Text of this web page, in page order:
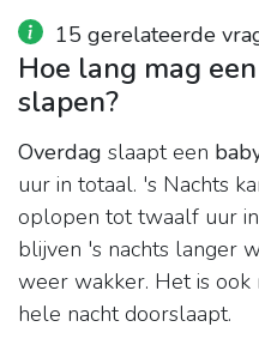
15 gerelateerde
Hoe lang mag
slapen?
Overdag slaapt een
uur in totaal. 's Nachts
oplopen tot twaalf uur
blijven 's nachts langer
weer wakker. Het is ook
hele nacht doorslaapt.